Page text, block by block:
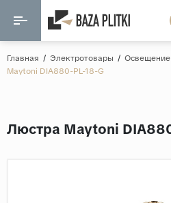
Назад
Главная / Электротовары /
Maytoni DIA880-PL-18-G
Люстра Maytoni